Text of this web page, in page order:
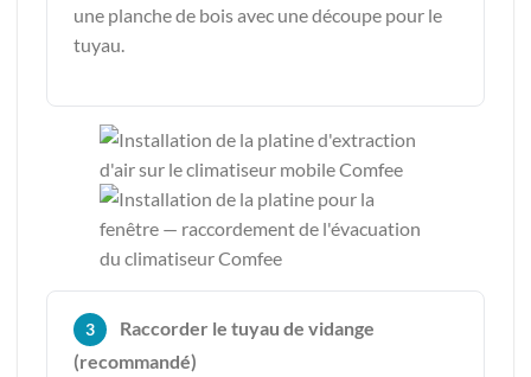
une planche de bois avec une découpe pour le
tuyau.
3
Raccorder le tuyau de vidange
(recommandé)